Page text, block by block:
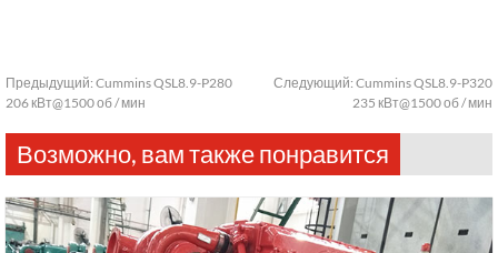
Предыдущий: Cummins QSL8.9-P280
206 кВт@1500 об / мин
Следующий: Cummins QSL8.9-P320
235 кВт@1500 об / мин
Возможно, вам также понравится